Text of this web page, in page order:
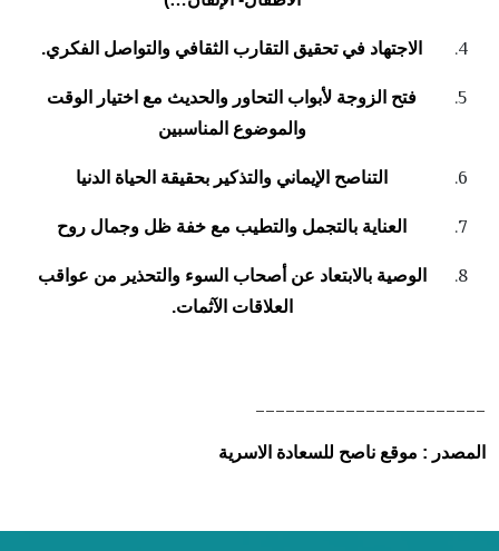
الاجتهاد في تحقيق التقارب الثقافي والتواصل الفكري.
فتح الزوجة لأبواب التحاور والحديث مع اختيار الوقت
والموضوع المناسبين
التناصح الإيماني والتذكير بحقيقة الحياة الدنيا
العناية بالتجمل والتطيب مع خفة ظل وجمال روح
الوصية بالابتعاد عن أصحاب السوء والتحذير من عواقب
العلاقات الآثمات.
_______________________
المصدر : موقع ناصح للسعادة الاسرية